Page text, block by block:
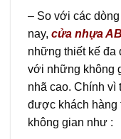
– So với các
nay, cửa nhựa
những thiết kế đa
với những không
nhã cao. Chính vì
được khách hàng
không gian như :